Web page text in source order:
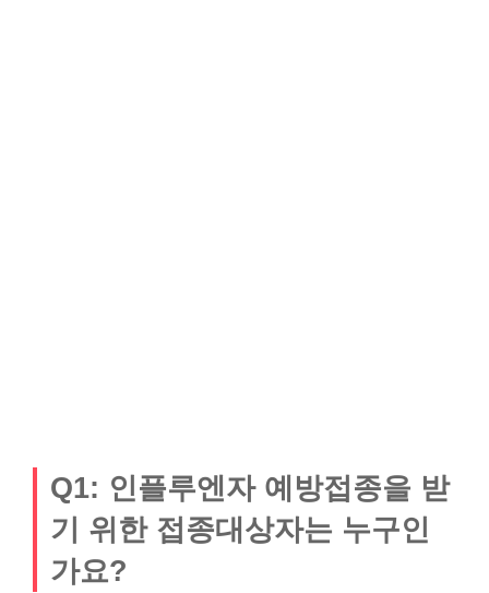
Q1: 인플루엔자 예방접종을 받
기 위한 접종대상자는 누구인
가요?